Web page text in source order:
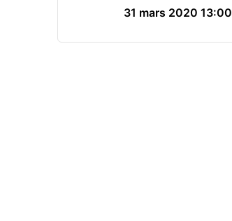
31 mars 2020 13:00